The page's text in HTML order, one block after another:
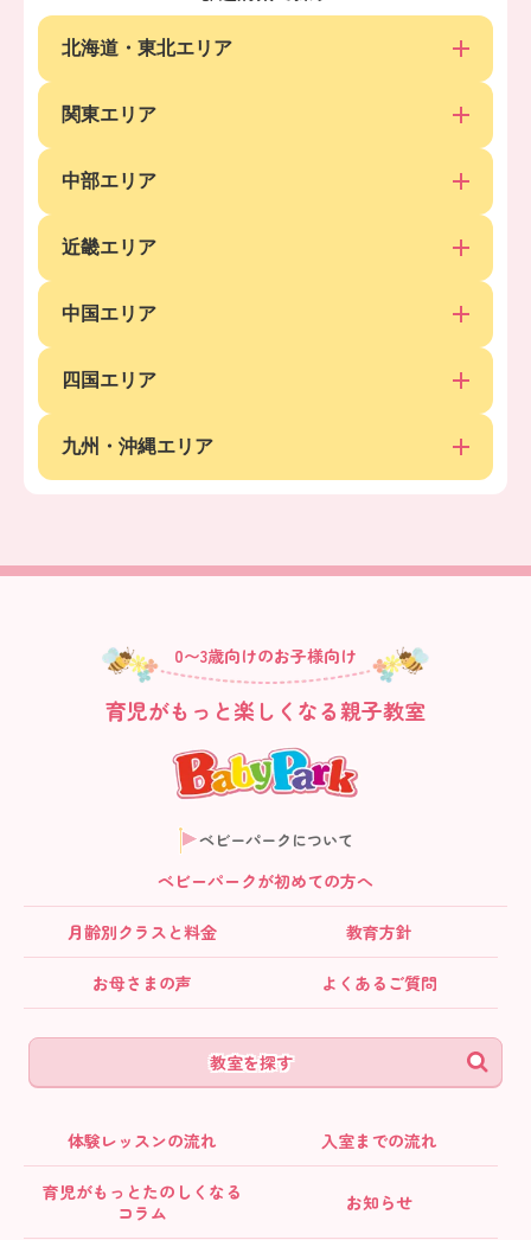
北海道・東北エリア
関東エリア
中部エリア
近畿エリア
中国エリア
四国エリア
九州・沖縄エリア
0〜3歳向けのお子様向け
育児がもっと楽しくなる親子教室
ベビーパークについて
ベビーパークが初めての方へ
月齢別クラス と料金 教育方針
お母さまの声 よくあるご質問
教室を探す
体験レッスンの流れ 入室までの流れ
育児がもっとたのしくなる
コラム
お知らせ